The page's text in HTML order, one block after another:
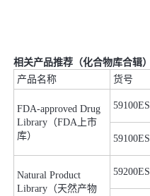
相关产品推荐（化合物库合辑）
产品名称
货号
FDA-approved Drug
Library（FDA上市
库）
Natural Product
Library（天然产物